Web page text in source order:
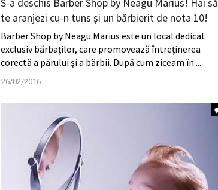
S-a deschis Barber Shop by Neagu Marius! Hai să
te aranjezi cu-n tuns și un bărbierit de nota 10!
Barber Shop by Neagu Marius este un local dedicat
exclusiv bărbaților, care promovează întreținerea
corectă a părului și a bărbii. După cum ziceam în ...
26/02/2016